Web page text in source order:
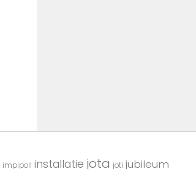
impipoll installatie jota joti jubileum